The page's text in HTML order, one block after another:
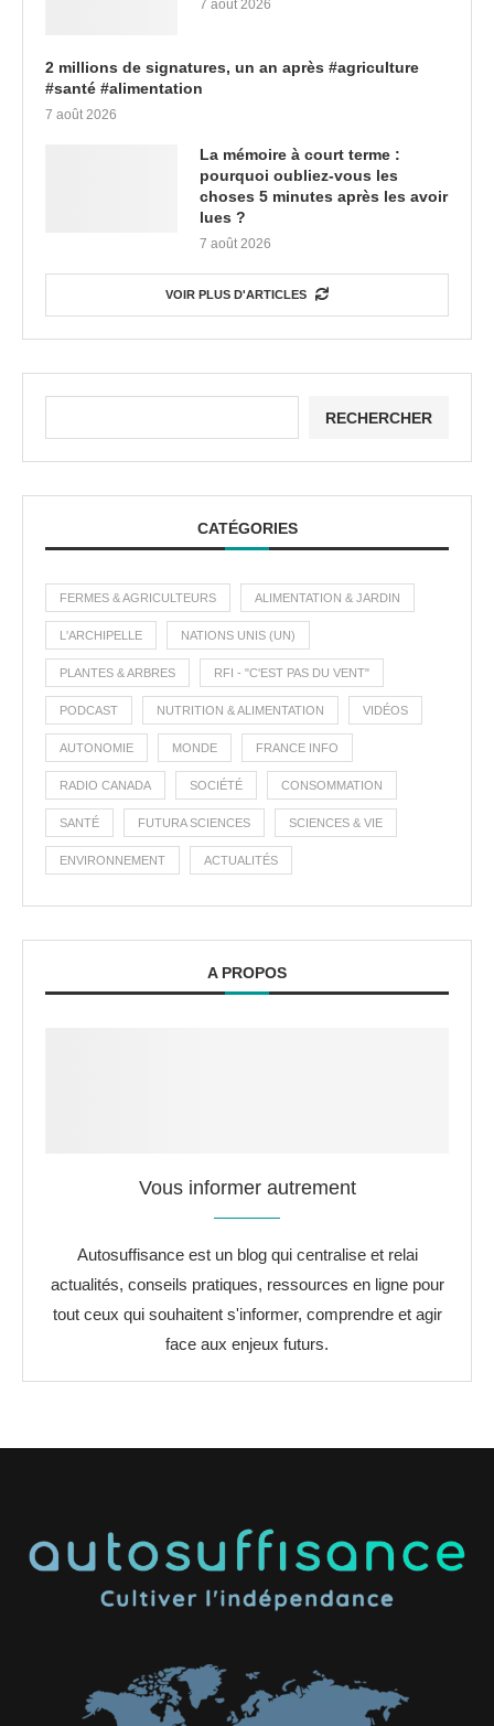
7 août 2026
2 millions de signatures, un an après #agriculture
#santé #alimentation
7 août 2026
La mémoire à court terme :
pourquoi oubliez-vous les
choses 5 minutes après les avoir
lues ?
7 août 2026
VOIR PLUS D'ARTICLES
RECHERCHER
CATÉGORIES
FERMES & AGRICULTEURS ALIMENTATION & JARDIN
L'ARCHIPELLE NATIONS UNIS (UN)
PLANTES & ARBRES RFI - "C'EST PAS DU VENT"
PODCAST NUTRITION & ALIMENTATION VIDÉOS
AUTONOMIE MONDE FRANCE INFO
RADIO CANADA SOCIÉTÉ CONSOMMATION
SANTÉ FUTURA SCIENCES SCIENCES & VIE
ENVIRONNEMENT ACTUALITÉS
A PROPOS
Vous informer autrement
Autosuffisance est un blog qui centralise et relai
actualités, conseils pratiques, ressources en ligne pour
tout ceux qui souhaitent s'informer, comprendre et agir
face aux enjeux futurs.